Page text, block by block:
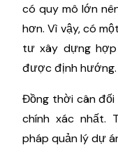
có quy mô lớn
hơn. Vì vậy, có
tư xây dựng
được định hướng.
Đồng thời cân đối
chính xác nhất.
pháp quản lý dự